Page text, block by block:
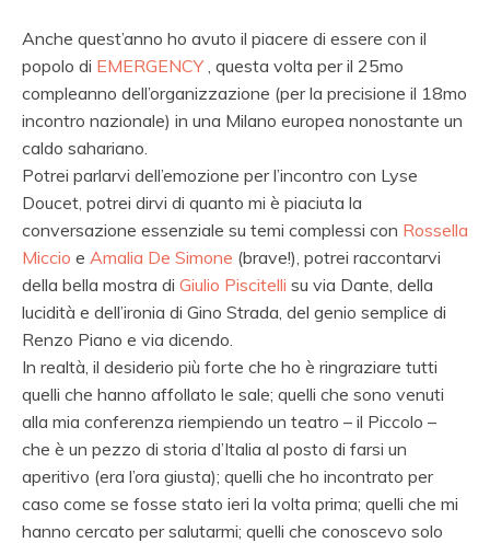
Anche quest’anno ho avuto il piacere di essere con il
popolo di EMERGENCY, questa volta per il 25mo
compleanno dell’organizzazione (per la precisione il 18mo
incontro nazionale) in una Milano europea nonostante un
caldo sahariano.
Potrei parlarvi dell’emozione per l’incontro con Lyse
Doucet, potrei dirvi di quanto mi è piaciuta la
conversazione essenziale su temi complessi con Rossella
Miccio e Amalia De Simone (brave!), potrei raccontarvi
della bella mostra di Giulio Piscitelli su via Dante, della
lucidità e dell’ironia di Gino Strada, del genio semplice di
Renzo Piano e via dicendo.
In realtà, il desiderio più forte che ho è ringraziare tutti
quelli che hanno affollato le sale; quelli che sono venuti
alla mia conferenza riempiendo un teatro – il Piccolo –
che è un pezzo di storia d’Italia al posto di farsi un
aperitivo (era l’ora giusta); quelli che ho incontrato per
caso come se fosse stato ieri la volta prima; quelli che mi
hanno cercato per salutarmi; quelli che conoscevo solo